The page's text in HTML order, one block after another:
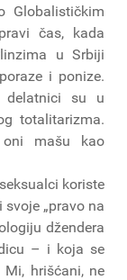
Globalističkim
čas, kada
u Srbiji
i ponize.
delatnici su u
totalitarizma.
oni mašu kao
koriste
„pravo na
džendera
– i koja se
hrišćani, ne